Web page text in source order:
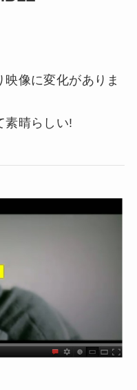
像に変化がありま
素晴らしい!